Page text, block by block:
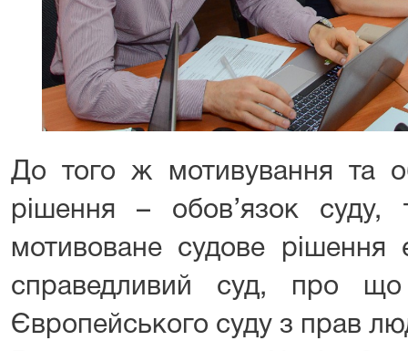
До того ж мотивування та
рішення – обов’язок
мотивоване судове
справедливий суд, про
Європейського суду з прав